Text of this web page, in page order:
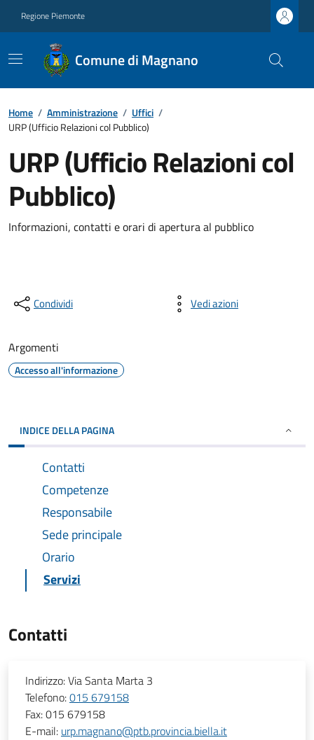
Regione Piemonte
Comune di Magnano
Home / Amministrazione / Uffici /
URP (Ufficio Relazioni col Pubblico)
URP (Ufficio Relazioni col
Pubblico)
Informazioni, contatti e orari di apertura al pubblico
Condividi Vedi azioni
Argomenti
Accesso all'informazione
INDICE DELLA PAGINA
Contatti
Competenze
Responsabile
Sede principale
Orario
Servizi
Contatti
Indirizzo:Via Santa Marta 3
Telefono:015 679158
Fax:015 679158
E-mail: urp.magnano@ptb.provincia.biella.it